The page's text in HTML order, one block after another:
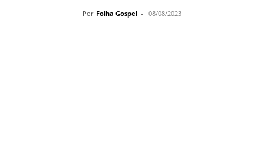
Por Folha Gospel - 08/08/2023